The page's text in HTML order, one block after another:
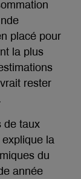
placé pour
la plus
rester
de taux
explique la
du
année